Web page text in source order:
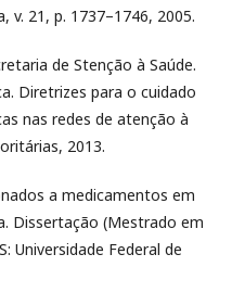
v. 21, p. 1737–1746, 2005.
de Stenção à Saúde.
Diretrizes para o cuidado
nas redes de atenção à
2013.
a medicamentos em
Dissertação (Mestrado em
Universidade Federal de